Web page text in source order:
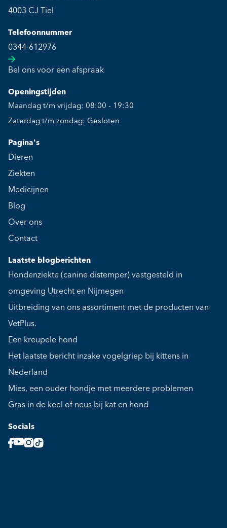
4003 CJ Tiel
Telefoonnummer
0344-612976
Bel ons voor een afspraak
Openingstijden
Maandag t/m vrijdag: 08:00 - 19:30
Zaterdag t/m zondag: Gesloten
Pagina's
Dieren
Ziekten
Medicijnen
Blog
Over ons
Contact
Laatste blogberichten
Hondenziekte (canine distemper) vastgesteld in
omgeving Utrecht en Nijmegen
Uitbreiding van ons assortiment met de producten van
VetPlus.
Een kreupele hond
Het laatste bericht inzake vogelgriep bij kittens in
Nederland
Mies, een ouder hondje met meerdere problemen
Gras in de keel of neus bij kat en hond
Socials